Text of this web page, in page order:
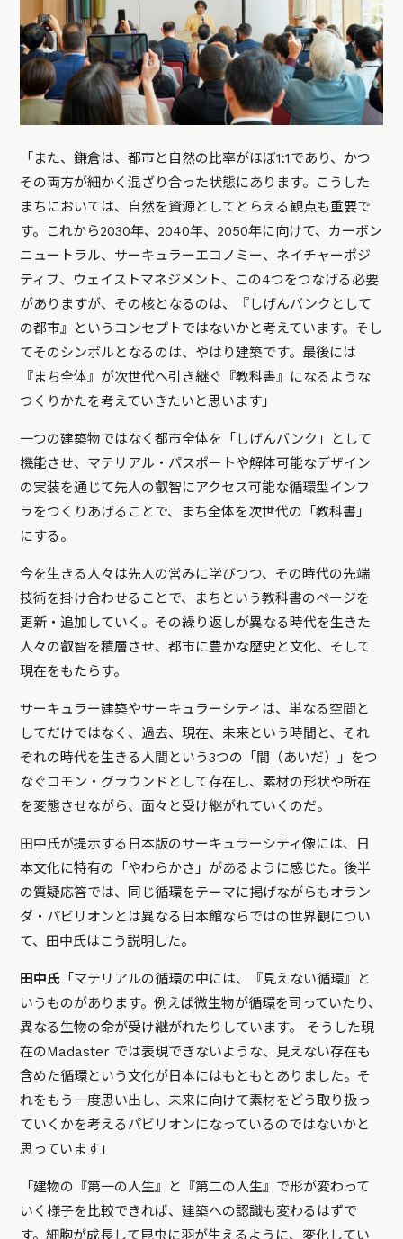
「また、鎌倉は、都市と自然の比率がほぼ1:1であり、かつ
その両方が細かく混ざり合った状態にあります。こうした
まちにおいては、自然を資源としてとらえる観点も重要で
す。これから2030年、2040年、2050年に向けて、カーボン
ニュートラル、サーキュラーエコノミー、ネイチャーポジ
ティブ、ウェイストマネジメント、この4つをつなげる必要
がありますが、その核となるのは、『しげんバンクとして
の都市』というコンセプトではないかと考えています。そし
てそのシンボルとなるのは、やはり建築です。最後には
『まち全体』が次世代へ引き継ぐ『教科書』になるような
つくりかたを考えていきたいと思います」
一つの建築物ではなく都市全体を「しげんバンク」として
機能させ、マテリアル・パスポートや解体可能なデザイン
の実装を通じて先人の叡智にアクセス可能な循環型インフ
ラをつくりあげることで、まち全体を次世代の「教科書」
にする。
今を生きる人々は先人の営みに学びつつ、その時代の先端
技術を掛け合わせることで、まちという教科書のページを
更新・追加していく。その繰り返しが異なる時代を生きた
人々の叡智を積層させ、都市に豊かな歴史と文化、そして
現在をもたらす。
サーキュラー建築やサーキュラーシティは、単なる空間と
してだけではなく、過去、現在、未来という時間と、それ
ぞれの時代を生きる人間という3つの「間（あいだ）」をつ
なぐコモン・グラウンドとして存在し、素材の形状や所在
を変態させながら、面々と受け継がれていくのだ。
田中氏が提示する日本版のサーキュラーシティ像には、日
本文化に特有の「やわらかさ」があるように感じた。後半
の質疑応答では、同じ循環をテーマに掲げながらもオラン
ダ・パビリオンとは異なる日本館ならではの世界観につい
て、田中氏はこう説明した。
田中氏 「マテリアルの循環の中には、『見えない循環』と
いうものがあります。例えば微生物が循環を司っていたり、
異なる生物の命が受け継がれたりしています。 そうした現
在のMadaster では表現できないような、見えない存在も
含めた循環という文化が日本にはもともとありました。そ
れをもう一度思い出し、未来に向けて素材をどう取り扱っ
ていくかを考えるパビリオンになっているのではないかと
思っています」
「建物の『第一の人生』と『第二の人生』で形が変わって
いく様子を比較できれば、建築への認識も変わるはずで
す。細胞が成長して昆虫に羽が生えるように、変化してい